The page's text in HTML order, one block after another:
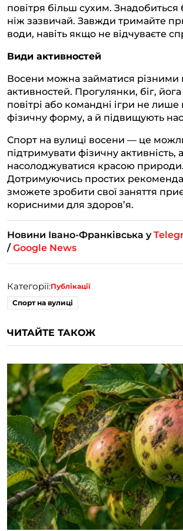
повітря більш сухим. Знадобиться
ніж зазвичай. Завжди тримайте
води, навіть якщо не відчуваєте
Види активностей
Восени можна займатися різними
активностей. Прогулянки, біг,
повітрі або командні ігри не
фізичну форму, а й підвищують
Спорт на вулиці восени — це
підтримувати фізичну активність,
насолоджуватися красою природи.
Дотримуючись простих
зможете зробити свої заняття
корисними для здоров’я.
Новини Івано-Франківська у
/Google News
Категорії:Публікації
Спорт на вулиці
ЧИТАЙТЕ ТАКОЖ